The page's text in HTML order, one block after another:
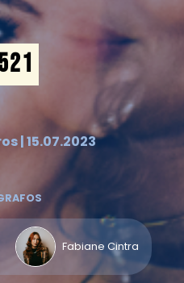
| 15.07.2023
Fabiane Cintra